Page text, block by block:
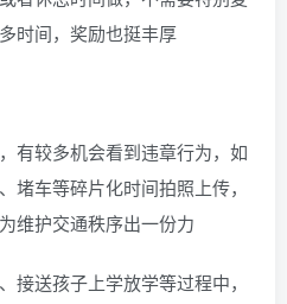
时间，奖励也挺丰厚
有较多机会看到违章行为，如
堵车等碎片化时间拍照上传，
维护交通秩序出一份力
接送孩子上学放学等过程中，